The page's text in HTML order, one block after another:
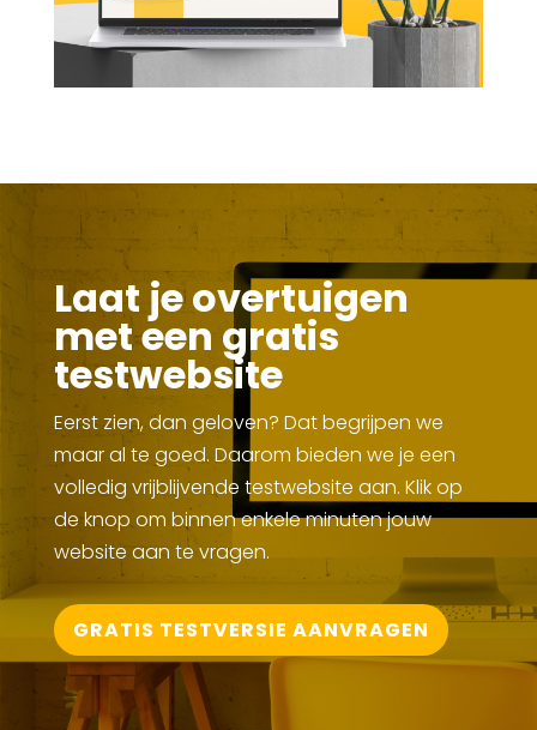
Laat je overtuigen
met een gratis
testwebsite
Eerst zien, dan geloven? Dat begrijpen we
maar al te goed. Daarom bieden we je een
volledig vrijblijvende testwebsite aan. Klik op
de knop om binnen enkele minuten jouw
website aan te vragen.
GRATIS TESTVERSIE AANVRAGEN